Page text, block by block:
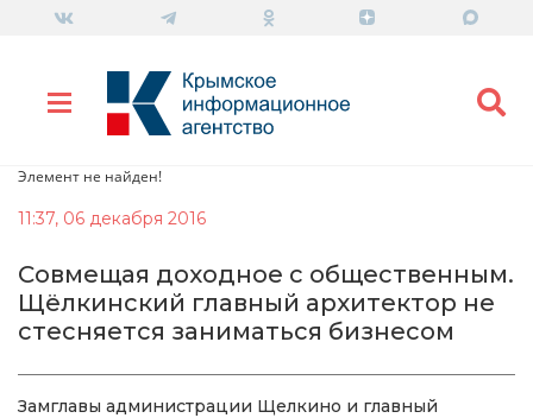
Элемент не найден!
11:37, 06 декабря 2016
Совмещая доходное с общественным.
Щёлкинский главный архитектор не
стесняется заниматься бизнесом
Замглавы администрации Щелкино и главный